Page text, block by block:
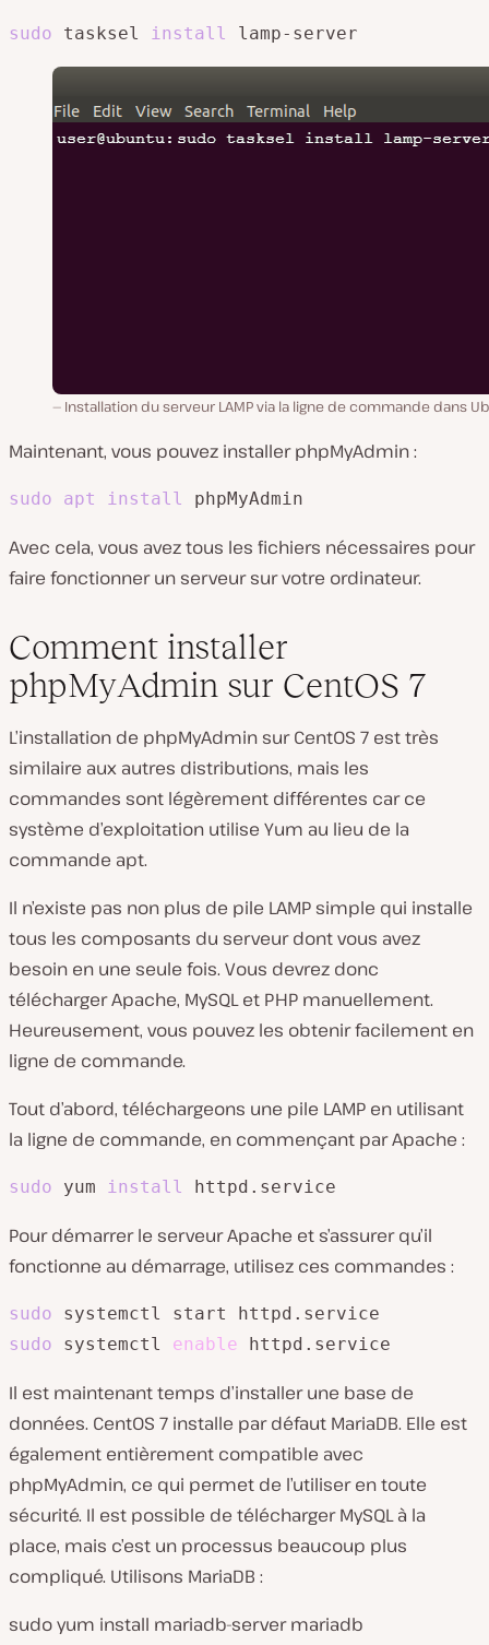
sudo tasksel install lamp-server
Installation du serveur LAMP via la ligne de commande dans
Maintenant, vous pouvez installer phpMyAdmin :
sudo apt install phpMyAdmin
Avec cela, vous avez tous les fichiers nécessaires pour
faire fonctionner un serveur sur votre ordinateur.
Comment installer
phpMyAdmin sur CentOS 7
L’installation de phpMyAdmin sur CentOS 7 est très
similaire aux autres distributions, mais les
commandes sont légèrement différentes car ce
système d’exploitation utilise Yum au lieu de la
commande apt.
Il n’existe pas non plus de pile LAMP simple qui installe
tous les composants du serveur dont vous avez
besoin en une seule fois. Vous devrez donc
télécharger Apache, MySQL et PHP manuellement.
Heureusement, vous pouvez les obtenir facilement en
ligne de commande.
Tout d’abord, téléchargeons une pile LAMP en utilisant
la ligne de commande, en commençant par Apache :
sudo yum install httpd.service
Pour démarrer le serveur Apache et s’assurer qu’il
fonctionne au démarrage, utilisez ces commandes :
sudo
sudo systemctl enable httpd.service
Il est maintenant temps d’installer une base de
données. CentOS 7 installe par défaut MariaDB. Elle est
également entièrement compatible avec
phpMyAdmin, ce qui permet de l’utiliser en toute
sécurité. Il est possible de télécharger MySQL à la
place, mais c’est un processus beaucoup plus
compliqué. Utilisons MariaDB :
sudo yum install mariadb-server mariadb